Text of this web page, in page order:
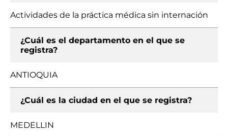
Actividades de la práctica médica sin internación
¿Cuál es el departamento en el que se
registra?
ANTIOQUIA
¿Cuál es la ciudad en el que se registra?
MEDELLIN